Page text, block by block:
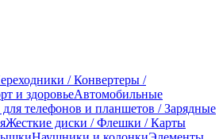
/ Конвертеры /
и здоровьеАвтомобильные
телефонов и планшетов / Зарядные
Жесткие диски / Флешки / Карты